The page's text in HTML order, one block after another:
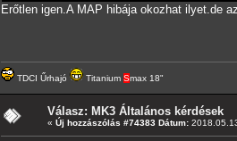
Erőtlen igen.A MAP hibája okozhat ilyet.de
TDCI Űrhajó Titanium Smax 18"
Válasz: MK3 Általános kérdések
« Új hozzászólás #74383 Dátum: